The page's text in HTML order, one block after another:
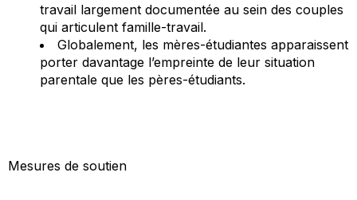
travail largement documentée au sein des couples
qui articulent famille-travail.
Globalement, les mères-étudiantes apparaissent
porter davantage l’empreinte de leur situation
parentale que les pères-étudiants.
Mesures de soutien